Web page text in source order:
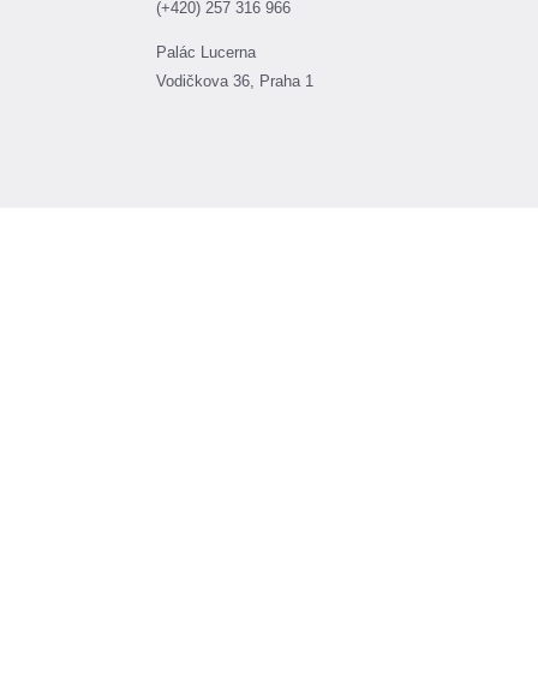
(+420) 257 316 966
Palác Lucerna
Vodičkova 36, Praha 1